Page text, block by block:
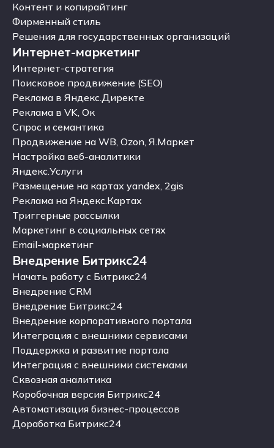
Интеграция сайта с 1С и CRM
Контент и копирайтинг
Контент и копирайтинг
Фирменный стиль
Фирменный стиль
Решения для государственных организаций
Решения для государственных организаций
Интернет-маркетинг
Интернет-маркетинг
Интернет-стратегия
Интернет-стратегия
Поисковое продвижение (SEO)
Поисковое продвижение (SEO)
Реклама в Яндекс.Директе
Реклама в Яндекс.Директе
Реклама в VK, Ок
Реклама в VK, Ок
Спрос и семантика
Спрос и семантика
Продвижение на WB, Ozon, Я.Маркет
Продвижение на WB, Ozon, Я.Маркет
Настройка веб-аналитики
Настройка веб-аналитики
Яндекс.Услуги
Яндекс.Услуги
Размещение на картах yandex, 2gis
Размещение на картах yandex, 2gis
Реклама на Яндекс.Картах
Реклама на Яндекс.Картах
Триггерные рассылки
Триггерные рассылки
Маркетинг в социальных сетях
Маркетинг в социальных сетях
Email-маркетинг
Email-маркетинг
Внедрение Битрикс24
Внедрение Битрикс24
Начать работу с Битрикс24
Начать работу с Битрикс24
Внедрение CRM
Внедрение CRM
Внедрение Битрикс24
Внедрение Битрикс24
Внедрение корпоративного портала
Внедрение корпоративного портала
Интеграция с внешними сервисами
Интеграция с внешними сервисами
Поддержка и развитие портала
Поддержка и развитие портала
Интеграция с внешними системами
Интеграция с внешними системами
Сквозная аналитика
Сквозная аналитика
Коробочная версия Битрикс24
Коробочная версия Битрикс24
Автоматизация бизнес-процессов
Автоматизация бизнес-процессов
Доработка Битрикс24